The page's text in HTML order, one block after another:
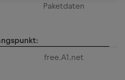
Paketdaten
free.A1.net